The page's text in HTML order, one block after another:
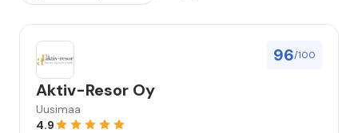
96/100
Aktiv-Resor Oy
Uusimaa
4.9